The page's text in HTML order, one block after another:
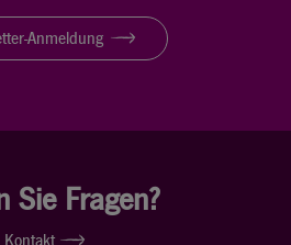
Anmeldung
Sie Fragen?
Kontakt